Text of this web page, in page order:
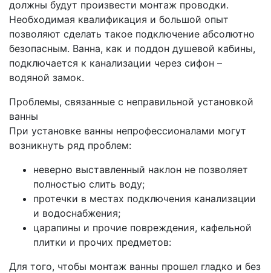
должны будут произвести монтаж проводки.
Необходимая квалификация и большой опыт
позволяют сделать такое подключение абсолютно
безопасным. Ванна, как и поддон душевой кабины,
подключается к канализации через сифон –
водяной замок.
Проблемы, связанные с неправильной установкой
ванны
При установке ванны непрофессионалами могут
возникнуть ряд проблем:
неверно выставленный наклон не позволяет
полностью слить воду;
протечки в местах подключения канализации
и водоснабжения;
царапины и прочие повреждения, кафельной
плитки и прочих предметов:
Для того, чтобы монтаж ванны прошел гладко и без